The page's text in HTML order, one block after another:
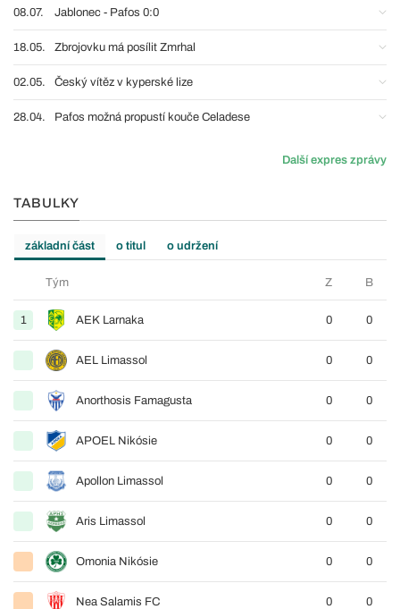
08.07. Jablonec - Pafos 0:0
18.05. Zbrojovku má posílit Zmrhal
02.05. Český vítěz v kyperské lize
28.04. Pafos možná propustí kouče Celadese
Další expres zprávy
TABULKY
základní část o titul o udržení
Tým Z B
1 AEK Larnaka 0 0
AEL Limassol 0 0
Anorthosis Famagusta 0 0
APOEL Nikósie 0 0
Apollon Limassol 0 0
Aris Limassol 0 0
Omonia Nikósie 0 0
Nea Salamis FC 0 0